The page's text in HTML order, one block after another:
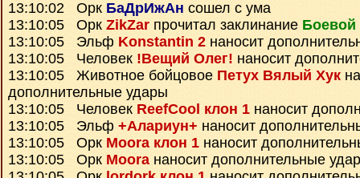
13:10:02 Орк БаДрИжАн сошел с ума
13:10:05 Орк ZikZar прочитал заклинание Боевой
13:10:05 Эльф Konstantin 2 наносит
13:10:05 Человек !Вещий Олег! наносит
13:10:05 Животное бойцовое Петух Вялый Хук
дополнительные удары
13:10:05 Человек ReefCool клон 1 наносит
13:10:05 Эльф +Алариун+ наносит
13:10:05 Орк Moora клон 1 наносит
13:10:05 Орк Moora наносит дополнительные